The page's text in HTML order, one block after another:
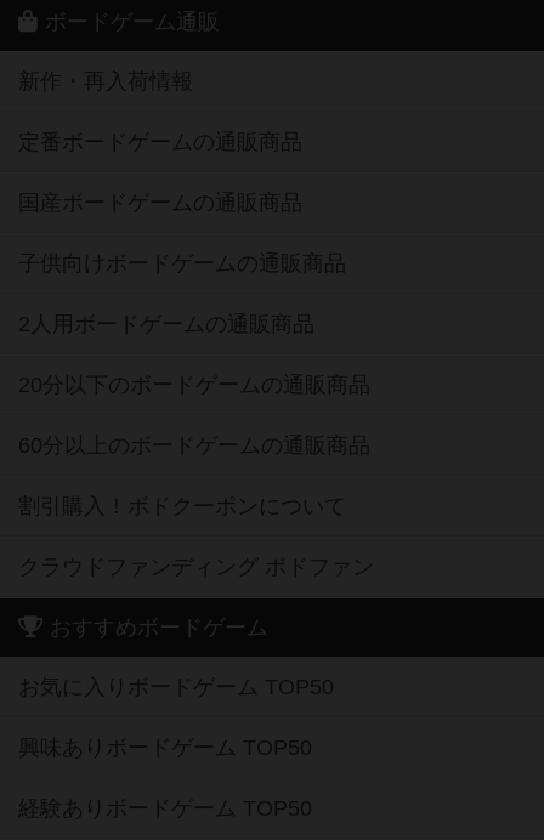
ボードゲーム通販
新作・再入荷情報
定番ボードゲームの通販商品
国産ボードゲームの通販商品
子供向けボードゲームの通販商品
2人用ボードゲームの通販商品
20分以下のボードゲームの通販商品
60分以上のボードゲームの通販商品
割引購入！ボドクーポンについて
クラウドファンディング ボドファン
おすすめボードゲーム
お気に入りボードゲーム TOP50
興味ありボードゲーム TOP50
経験ありボードゲーム TOP50